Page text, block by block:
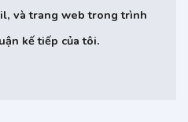
và trang web trong trình
kế tiếp của tôi.